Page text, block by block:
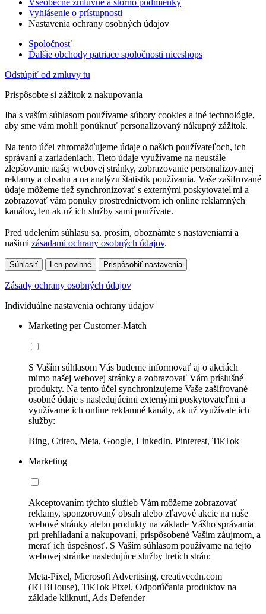
Vyhlásenie o prístupnosti
Nastavenia ochrany osobných údajov
Spoločnosť
Ďalšie obchody patriace spoločnosti niceshops
Odstúpiť od zmluvy tu
Prispôsobte si zážitok z nakupovania
Iba s vaším súhlasom používame súbory cookies a iné technológie,
aby sme vám mohli ponúknuť personalizovaný nákupný zážitok.
Na tento účel zhromažďujeme údaje o našich používateľoch, ich
správaní a zariadeniach. Tieto údaje využívame na neustále
zlepšovanie našej webovej stránky, zobrazovanie personalizovanej
reklamy a obsahu a na analýzu štatistík používania. Vaše zašifrované
údaje môžeme tiež synchronizovať s externými poskytovateľmi a
zobrazovať vám ponuky prostredníctvom ich online reklamných
kanálov, len ak už ich služby sami používate.
Pred udelením súhlasu sa, prosím, oboznámte s nastaveniami a
našimi zásadami ochrany osobných údajov.
Súhlasiť Len povinné Prispôsobiť nastavenia
Zásady ochrany osobných údajov
Individuálne nastavenia ochrany údajov
Marketing per Customer-Match
S Vaším súhlasom Vás budeme informovať aj o akciách
mimo našej webovej stránky a zobrazovať Vám príslušné
produkty. Na tento účel synchronizujeme Vaše zašifrované
osobné údaje s nasledujúcimi externými poskytovateľmi a
využívame ich online reklamné kanály, ak už využívate ich
služby:
Bing, Criteo, Meta, Google, LinkedIn, Pinterest, TikTok
Marketing
Akceptovaním týchto služieb Vám môžeme zobrazovať
reklamy, sponzorovaný obsah alebo zľavové akcie na naše
webové stránky alebo produkty na základe Vášho správania
pri prehliadaní a nakupovaní, prispôsobené Vašim záujmom, a
merať ich úspešnosť. S Vaším súhlasom používame na tejto
webovej stránke nasledujúce služby tretích strán:
Meta-Pixel, Microsoft Advertising, creativecdn.com
(RTBHouse), TikTok Pixel, Odporúčania produktov na
základe kliknutí, Ads Defender